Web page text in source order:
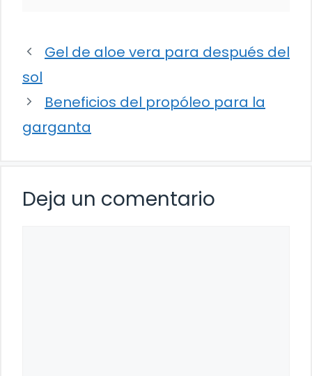
Gel de aloe vera para después del
sol
Beneficios del propóleo para la
garganta
Deja un comentario